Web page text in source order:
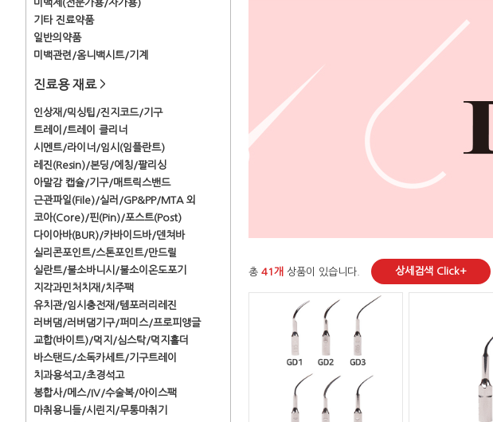
미백제(전문가용/자가용)
기타 진료약품
일반의약품
미백관련/옴니백시트/기계
진료용 재료 >
인상재/믹싱팁/진지코드/기구
트레이/트레이 클리너
시멘트/라이너/임시(임플란트)
레진(Resin)/본딩/에칭/팔리싱
아말감 캡슐/기구/매트릭스밴드
근관파일(File)/실러/GP&PP/MTA 외
코아(Core)/핀(Pin)/포스트(Post)
다이아바(BUR)/카바이드바/덴쳐바
실리콘포인트/스톤포인트/만드릴
실란트/불소바니시/불소이온도포기
지각과민처치재/치주팩
유치관/임시충전재/템포러리레진
러버댐/러버댐기구/퍼미스/프로피앵글
교합(바이트)/먹지/심스탁/먹지홀더
바스탠드/소독카세트/기구트레이
치과용석고/초경석고
봉합사/메스/IV/수술복/아이스팩
마취용니들/시린지/무통마취기
총 41개 상품이 있습니다. 상세검색 Click+